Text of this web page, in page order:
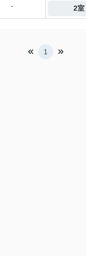
- 2室
1